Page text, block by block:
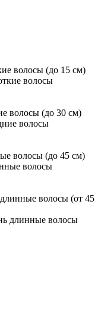
волосы (до 15 см)
волосы (до 30 см)
волосы (до 45 см)
волосы (от 45